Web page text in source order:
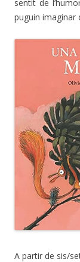
sentit de
puguin imaginar
A partir de sis/